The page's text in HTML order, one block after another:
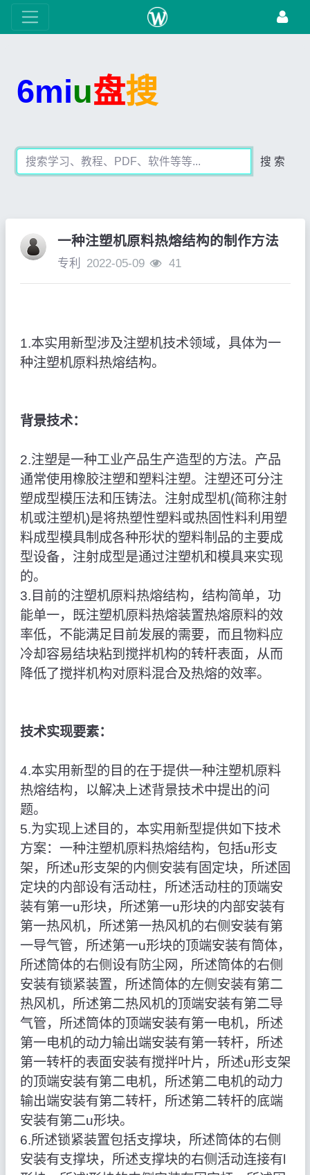
6miu盘搜
搜 索
一种注塑机原料热熔结构的制作方法
专利 2022-05-09 41
1.本实用新型涉及注塑机技术领域，具体为一
种注塑机原料热熔结构。
背景技术：
2.注塑是一种工业产品生产造型的方法。产品
通常使用橡胶注塑和塑料注塑。注塑还可分注
塑成型模压法和压铸法。注射成型机(简称注射
机或注塑机)是将热塑性塑料或热固性料利用塑
料成型模具制成各种形状的塑料制品的主要成
型设备，注射成型是通过注塑机和模具来实现
的。
3.目前的注塑机原料热熔结构，结构简单，功
能单一，既注塑机原料热熔装置热熔原料的效
率低，不能满足目前发展的需要，而且物料应
冷却容易结块粘到搅拌机构的转杆表面，从而
降低了搅拌机构对原料混合及热熔的效率。
技术实现要素：
4.本实用新型的目的在于提供一种注塑机原料
热熔结构，以解决上述背景技术中提出的问
题。
5.为实现上述目的，本实用新型提供如下技术
方案：一种注塑机原料热熔结构，包括u形支
架，所述u形支架的内侧安装有固定块，所述固
定块的内部设有活动柱，所述活动柱的顶端安
装有第一u形块，所述第一u形块的内部安装有
第一热风机，所述第一热风机的右侧安装有第
一导气管，所述第一u形块的顶端安装有筒体，
所述筒体的右侧设有防尘网，所述筒体的右侧
安装有锁紧装置，所述筒体的左侧安装有第二
热风机，所述第二热风机的顶端安装有第二导
气管，所述筒体的顶端安装有第一电机，所述
第一电机的动力输出端安装有第一转杆，所述
第一转杆的表面安装有搅拌叶片，所述u形支架
的顶端安装有第二电机，所述第二电机的动力
输出端安装有第二转杆，所述第二转杆的底端
安装有第二u形块。
6.所述锁紧装置包括支撑块，所述筒体的右侧
安装有支撑块，所述支撑块的右侧活动连接有l